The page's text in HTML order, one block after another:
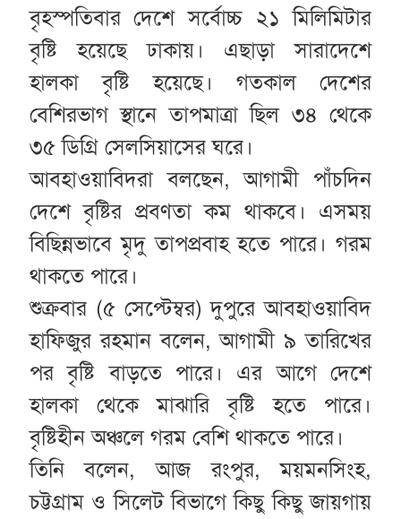
বৃহস্পতিবার দেশে সর্বোচ্চ ২১ মিলিমিটার
বৃষ্টি হয়েছে ঢাকায়। এছাড়া সারাদেশে
হালকা বৃষ্টি হয়েছে। গতকাল দেশের
বেশিরভাগ স্থানে তাপমাত্রা ছিল ৩৪ থেকে
৩৫ ডিগ্রি সেলসিয়াসের ঘরে।
আবহাওয়াবিদরা বলছেন, আগামী পাঁচদিন
দেশে বৃষ্টির প্রবণতা কম থাকবে। এসময়
বিছিন্নভাবে মৃদু তাপপ্রবাহ হতে পারে। গরম
থাকতে পারে।
শুক্রবার (৫ সেপ্টেম্বর) দুপুরে আবহাওয়াবিদ
হাফিজুর রহমান বলেন, আগামী ৯ তারিখের
পর বৃষ্টি বাড়তে পারে। এর আগে দেশে
হালকা থেকে মাঝারি বৃষ্টি হতে পারে।
বৃষ্টিহীন অঞ্চলে গরম বেশি থাকতে পারে।
তিনি বলেন, আজ রংপুর, ময়মনসিংহ,
চট্টগ্রাম ও সিলেট বিভাগে কিছু কিছু জায়গায়